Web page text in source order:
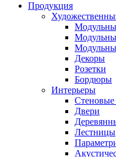
Продукция
Декоры
Розетки
Бордюры
Интерьеры
Стеновые
Двери
Лестницы